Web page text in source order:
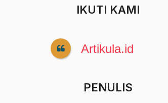
h
u
o
IKUTI KAMI
Artikula.id
PENULIS